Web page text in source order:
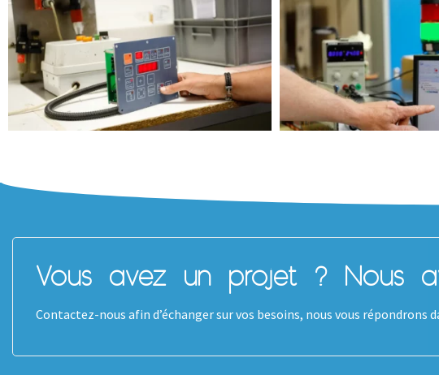
Vous avez un projet ? Nous
Contactez-nous afin d’échanger sur vos besoins, nous vous répondrons